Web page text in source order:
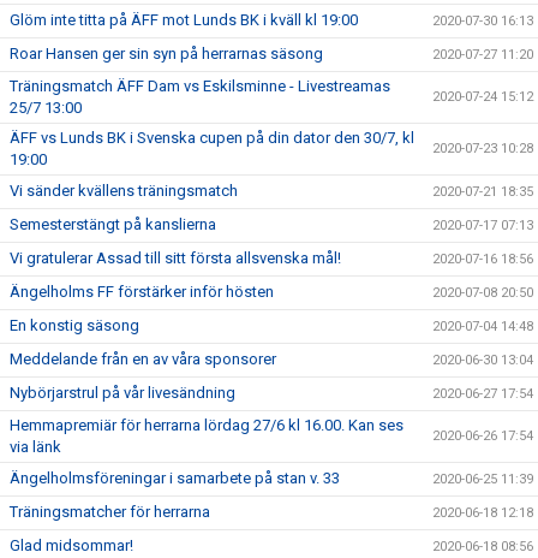
Glöm inte titta på ÄFF mot Lunds BK i kväll kl 19:00 2020-07-30 16:13
Roar Hansen ger sin syn på herrarnas säsong 2020-07-27 11:20
Träningsmatch ÄFF Dam vs Eskilsminne - Livestreamas
25/7 13:00
2020-07-24 15:12
ÄFF vs Lunds BK i Svenska cupen på din dator den 30/7, kl
19:00
2020-07-23 10:28
Vi sänder kvällens träningsmatch 2020-07-21 18:35
Semesterstängt på kanslierna 2020-07-17 07:13
Vi gratulerar Assad till sitt första allsvenska mål! 2020-07-16 18:56
Ängelholms FF förstärker inför hösten 2020-07-08 20:50
En konstig säsong 2020-07-04 14:48
Meddelande från en av våra sponsorer 2020-06-30 13:04
Nybörjarstrul på vår livesändning 2020-06-27 17:54
Hemmapremiär för herrarna lördag 27/6 kl 16.00. Kan ses
via länk
2020-06-26 17:54
Ängelholmsföreningar i samarbete på stan v. 33 2020-06-25 11:39
Träningsmatcher för herrarna 2020-06-18 12:18
Glad midsommar! 2020-06-18 08:56